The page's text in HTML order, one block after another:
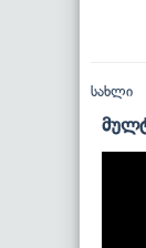
სახლი